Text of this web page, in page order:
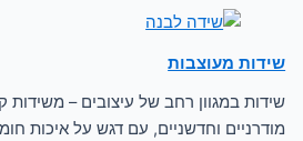
שידות מעוצבות
שידות במגוון רחב של עיצובים – משידות
מודרניים וחדשניים, עם דגש על איכות